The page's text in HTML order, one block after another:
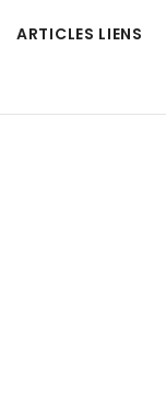
ARTICLES LIENS